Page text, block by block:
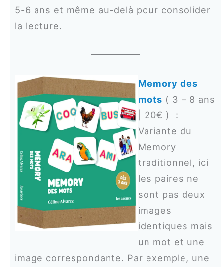
5-6 ans et même au-delà pour consolider
la lecture.
Memory des
mots ( 3 – 8 ans
| 20€ ) :
Variante du
Memory
traditionnel, ici
les paires ne
sont pas deux
images
identiques mais
un mot et une
image correspondante. Par exemple, une